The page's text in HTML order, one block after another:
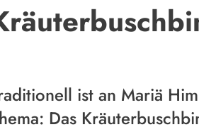
ist an Mariä
Das